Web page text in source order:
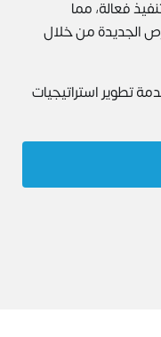
فعالة، مما
الجديدة من خلال
تطوير استراتيجيات